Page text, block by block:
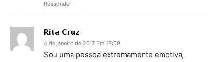
Responder
Rita Cruz
4 de janeiro de 2017 Em 18:59
Sou uma pessoa extremamente emotiva,